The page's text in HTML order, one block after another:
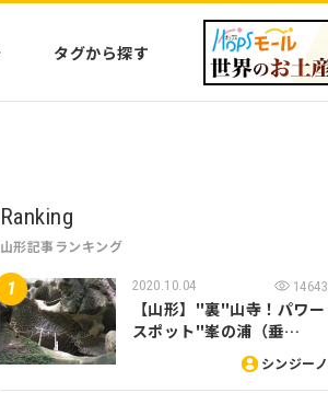
タグから探す
Ranking
山形記事ランキング
2020.10.04 14643
【山形】"裏"山寺！パワー
スポット"峯の浦（垂…
シンジーノ